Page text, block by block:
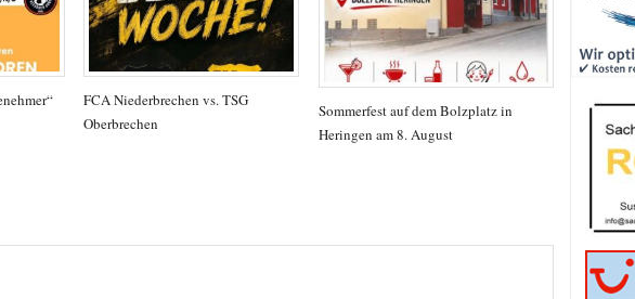
FCA Niederbrechen vs. TSG
Oberbrechen
Sommerfest auf dem Bolzplatz in
Heringen am 8. August